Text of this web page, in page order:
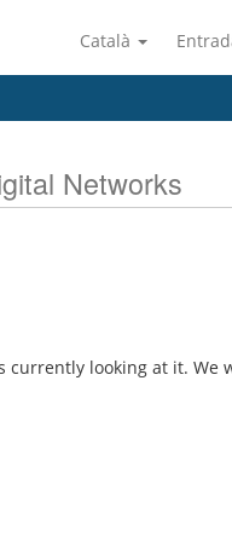
Català
Networks
looking at it. We